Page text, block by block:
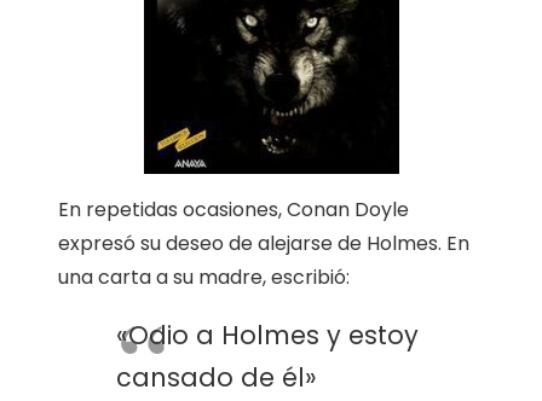
En repetidas ocasiones, Conan Doyle
expresó su deseo de alejarse de Holmes. En
una carta a su madre, escribió:
«Odio a Holmes y estoy
cansado de él»